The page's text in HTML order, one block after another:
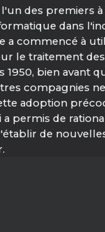
l'un des premiers
dans
a commencé à
le traitement
1950, bien avant
compagnies ne
adoption
permis de
de